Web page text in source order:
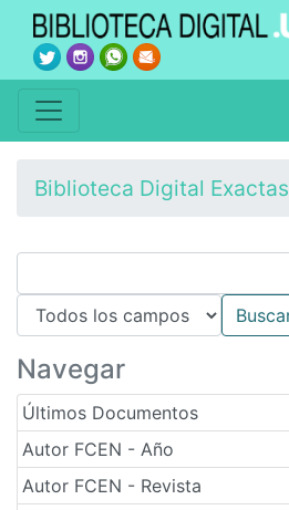
Biblioteca Digital Exactas
Navegar
Últimos Documentos
Autor FCEN - Año
Autor FCEN - Revista